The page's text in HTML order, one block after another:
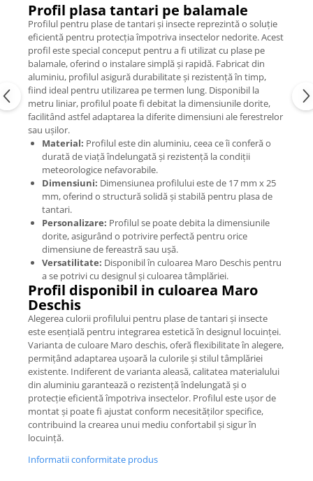
Profil plasa tantari pe balamale
Profilul pentru plase de tantari și insecte reprezintă o soluție
eficientă pentru protecția împotriva insectelor nedorite. Acest
profil este special conceput pentru a fi utilizat cu plase pe
balamale, oferind o instalare simplă și rapidă. Fabricat din
aluminiu, profilul asigură durabilitate și rezistență în timp,
fiind ideal pentru utilizarea pe termen lung. Disponibil la
metru liniar, profilul poate fi debitat la dimensiunile dorite,
facilitând astfel adaptarea la diferite dimensiuni ale ferestrelor
sau ușilor.
Material: Profilul este din aluminiu, ceea ce îi conferă o
durată de viață îndelungată și rezistență la condiții
meteorologice nefavorabile.
Dimensiuni: Dimensiunea profilului este de 17 mm x 25
mm, oferind o structură solidă și stabilă pentru plasa de
tantari.
Personalizare: Profilul se poate debita la dimensiunile
dorite, asigurând o potrivire perfectă pentru orice
dimensiune de fereastră sau ușă.
Versatilitate: Disponibil în culoarea Maro Deschis pentru
a se potrivi cu designul și culoarea tâmplăriei.
Profil disponibil in culoarea Maro
Deschis
Alegerea culorii profilului pentru plase de tantari și insecte
este esențială pentru integrarea estetică în designul locuinței.
Varianta de culoare Maro deschis, oferă flexibilitate în alegere,
permițând adaptarea ușoară la culorile și stilul tâmplăriei
existente. Indiferent de varianta aleasă, calitatea materialului
din aluminiu garantează o rezistență îndelungată și o
protecție eficientă împotriva insectelor. Profilul este ușor de
montat și poate fi ajustat conform necesităților specifice,
contribuind la crearea unui mediu confortabil și sigur în
locuință.
Informatii conformitate produs